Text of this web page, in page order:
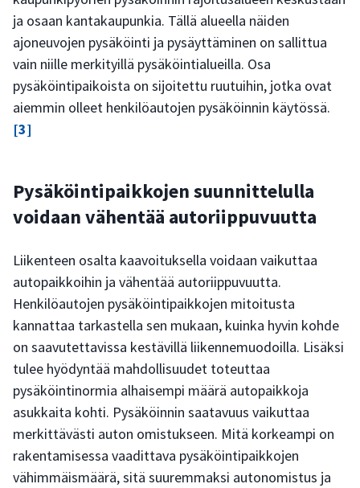
ja osaan kantakaupunkia. Tällä alueella näiden
ajoneuvojen pysäköinti ja pysäyttäminen on sallittua
vain niille merkityillä pysäköintialueilla. Osa
pysäköintipaikoista on sijoitettu ruutuihin, jotka ovat
aiemmin olleet henkilöautojen pysäköinnin käytössä.
[3]
Pysäköintipaikkojen suunnittelulla
voidaan vähentää autoriippuvuutta
Liikenteen osalta kaavoituksella voidaan vaikuttaa
autopaikkoihin ja vähentää autoriippuvuutta.
Henkilöautojen pysäköintipaikkojen mitoitusta
kannattaa tarkastella sen mukaan, kuinka hyvin kohde
on saavutettavissa kestävillä liikennemuodoilla. Lisäksi
tulee hyödyntää mahdollisuudet toteuttaa
pysäköintinormia alhaisempi määrä autopaikkoja
asukkaita kohti. Pysäköinnin saatavuus vaikuttaa
merkittävästi auton omistukseen. Mitä korkeampi on
rakentamisessa vaadittava pysäköintipaikkojen
vähimmäismäärä, sitä suuremmaksi autonomistus ja